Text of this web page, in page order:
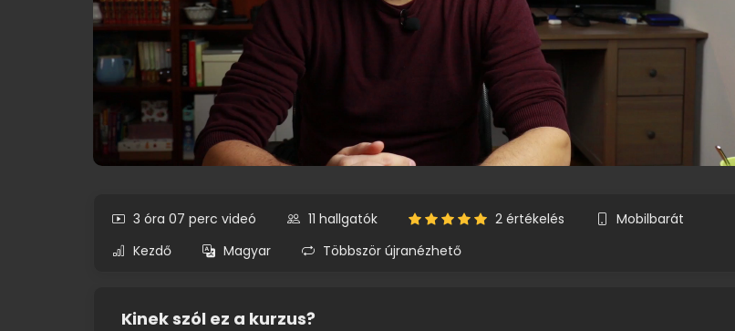
3 óra 07 perc videó 11 hallgatók 2 értékelés
Mobilbarát
Kezdő
Magyar Többször újranézhető
Kinek szól ez a kurzus?